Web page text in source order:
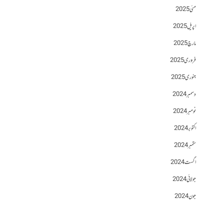
مئی 2025
اپریل 2025
مارچ 2025
فروری 2025
جنوری 2025
دسمبر 2024
نومبر 2024
اکتوبر 2024
ستمبر 2024
اگست 2024
جولائی 2024
جون 2024